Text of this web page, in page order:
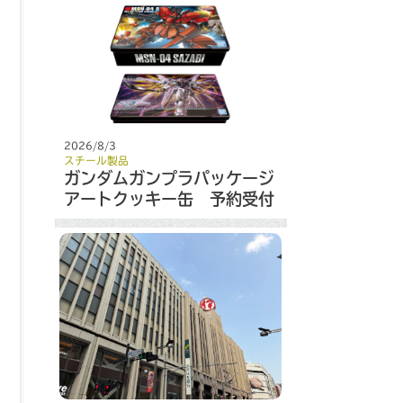
2026/8/3
スチール製品
ガンダムガンプラパッケージ
アートクッキー缶 予約受付
開始